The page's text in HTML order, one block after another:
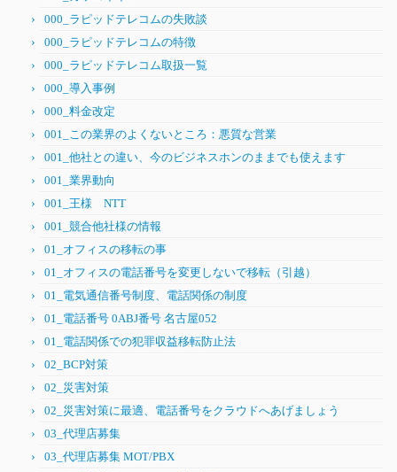
000_ラピッドテレコムの失敗談
000_ラピッドテレコムの特徴
000_ラピッドテレコム取扱一覧
000_導入事例
000_料金改定
001_この業界のよくないところ：悪質な営業
001_他社との違い、今のビジネスホンのままでも使えます
001_業界動向
001_王様 NTT
001_競合他社様の情報
01_オフィスの移転の事
01_オフィスの電話番号を変更しないで移転（引越）
01_電気通信番号制度、電話関係の制度
01_電話番号 0ABJ番号 名古屋052
01_電話関係での犯罪収益移転防止法
02_BCP対策
02_災害対策
02_災害対策に最適、電話番号をクラウドへあげましょう
03_代理店募集
03_代理店募集 MOT/PBX